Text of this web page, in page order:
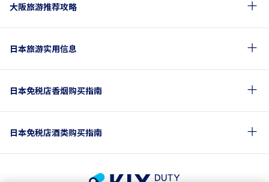
大阪旅游推荐攻略
日本旅游实用信息
日本免税店香烟购买指南
日本免税店酒类购买指南